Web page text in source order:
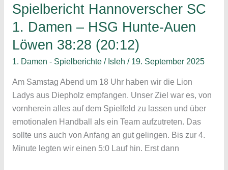
Spielbericht Hannoverscher SC
1. Damen – HSG Hunte-Auen
Löwen 38:28 (20:12)
1. Damen - Spielberichte/ Isleh / 19. September 2025
Am Samstag Abend um 18 Uhr haben wir die Lion
Ladys aus Diepholz empfangen. Unser Ziel war es, von
vornherein alles auf dem Spielfeld zu lassen und über
emotionalen Handball als ein Team aufzutreten. Das
sollte uns auch von Anfang an gut gelingen. Bis zur 4.
Minute legten wir einen 5:0 Lauf hin. Erst dann